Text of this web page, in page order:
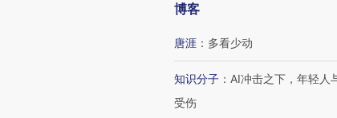
博客
唐涯 ： 多看少动
知识分子 ： AI冲击之下，年轻人
受伤